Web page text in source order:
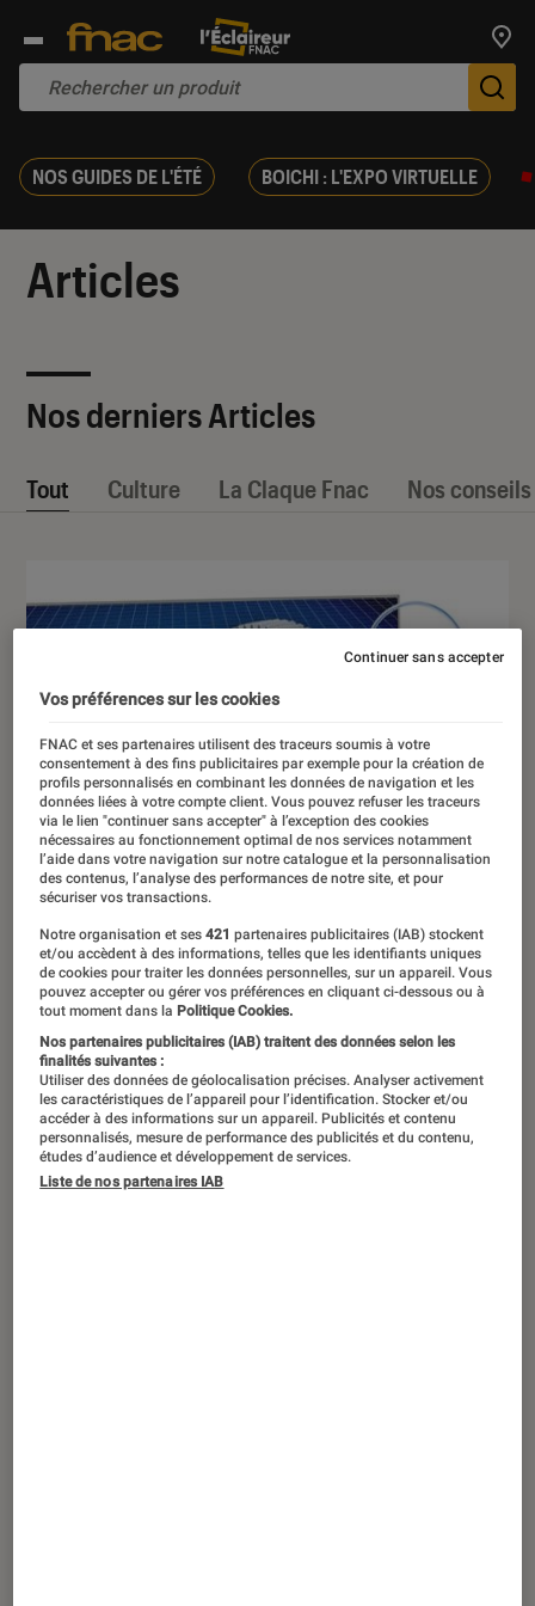
NOS GUIDES DE L'ÉTÉ BOICHI : L'EXPO VIRTUELLE
Articles
Nos derniers Articles
Tout Culture La Claque Fnac Nos conseils
Les imprimantes 3D, ça sert à quoi et
comment bien choisir ?
DÉCRYPTAGE
Informatique • 24 jan. 2020
Vos préférences sur les cookies
FNAC et ses partenaires utilisent des traceurs soumis à votre
consentement à des fins publicitaires par exemple pour la création de
profils personnalisés en combinant les données de navigation et les
données liées à votre compte client. Vous pouvez refuser les traceurs
via le lien "continuer sans accepter" à l’exception des cookies
nécessaires au fonctionnement optimal de nos services notamment
l’aide dans votre navigation sur notre catalogue et la personnalisation
des contenus, l’analyse des performances de notre site, et pour
sécuriser vos transactions.
Notre organisation et ses421 partenaires publicitaires (IAB) stockent
et/ou accèdent à des informations, telles que les identifiants uniques
de cookies pour traiter les données personnelles, sur un appareil. Vous
pouvez accepter ou gérer vos préférences en cliquant ci-dessous ou à
tout moment dans la Politique Cookies.
Nos partenaires publicitaires (IAB) traitent des données selon les
finalités suivantes :
Utiliser des données de géolocalisation précises. Analyser activement
les caractéristiques de l’appareil pour l’identification. Stocker et/ou
accéder à des informations sur un appareil. Publicités et contenu
personnalisés, mesure de performance des publicités et du contenu,
études d’audience et développement de services.
Liste de nos partenaires IAB
Continuer sans accepter